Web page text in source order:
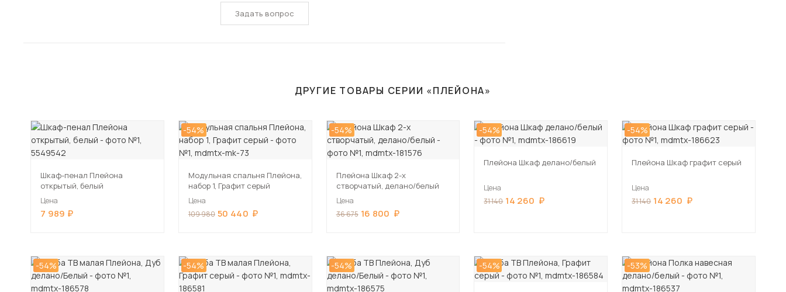
Задать вопрос
ДРУГИЕ ТОВАРЫ СЕРИИ «ПЛЕЙОНА»
Шкаф-пенал Плейона
открытый, белый
Цена
7 989
-54%
Модульная спальня Плейона,
набор 1, Графит серый
Цена
109 980 50 440
-54%
Плейона Шкаф 2-х
створчатый, делано/белый
Цена
36 675 16 800
-54%
Плейона Шкаф делано/белый
Цена
31 140 14 260
-54%
Плейона Шкаф графит серый
Цена
31 140 14 260
-54% -54% -54% -54% -53%